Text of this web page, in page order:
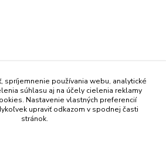
861 051
15:30)
spríjemnenie používania webu, analytické
súhlasu aj na účely cielenia reklamy
Nastavenie vlastných preferencií
upraviť odkazom v spodnej časti
stránok.